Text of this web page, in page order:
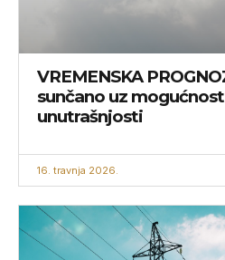
VREMENSKA
sunčano uz
unutrašnjosti
16. travnja 2026.